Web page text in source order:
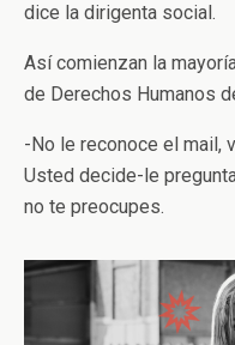
dice la dirigenta social.
Así comienzan la
de Derechos Humanos
-No le reconoce el mail,
Usted decide-le
no te preocupes.